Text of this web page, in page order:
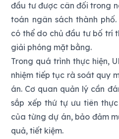
đầu tư được cân đối trong
toán ngân sách thành
có thể do chủ đầu tư bố trí
giải phóng mặt bằng.
Trong quá trình thực hiện,
nhiệm tiếp tục rà soát quy
án. Cơ quan quản lý cần
sắp xếp thứ tự ưu tiên
của từng dự án, bảo đảm
quả, tiết kiệm.